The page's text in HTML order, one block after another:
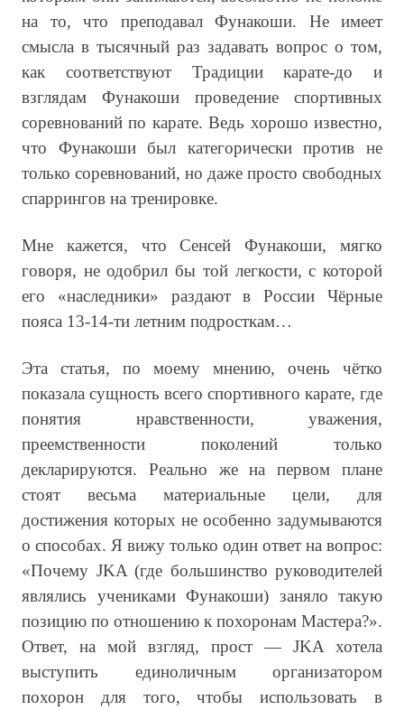
на то, что преподавал Фунакоши. Не имеет
смысла в тысячный раз задавать вопрос о том,
как соответствуют Традиции карате-до и
взглядам Фунакоши проведение спортивных
соревнований по карате. Ведь хорошо известно,
что Фунакоши был категорически против не
только соревнований, но даже просто свободных
спаррингов на тренировке.
Мне кажется, что Сенсей Фунакоши, мягко
говоря, не одобрил бы той легкости, с которой
его «наследники» раздают в России Чёрные
пояса 13-14-ти летним подросткам…
Эта статья, по моему мнению, очень чётко
показала сущность всего спортивного карате, где
понятия нравственности, уважения,
преемственности поколений только
декларируются. Реально же на первом плане
стоят весьма материальные цели, для
достижения которых не особенно задумываются
о способах. Я вижу только один ответ на вопрос:
«Почему JKA (где большинство руководителей
являлись учениками Фунакоши) заняло такую
позицию по отношению к похоронам Мастера?».
Ответ, на мой взгляд, прост — JKA хотела
выступить единоличным организатором
похорон для того, чтобы использовать в